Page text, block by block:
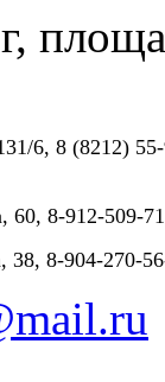
6, 8 (8212)
60, 8-912-509-
38, 8-904-270-